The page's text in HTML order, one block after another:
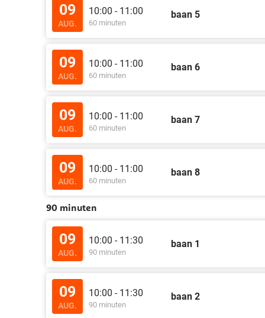
09
AUG.
10:00 - 11:00
60 minuten
baan 5
09
AUG.
10:00 - 11:00
60 minuten
baan 6
09
AUG.
10:00 - 11:00
60 minuten
baan 7
09
AUG.
10:00 - 11:00
60 minuten
baan 8
90 minuten
09
AUG.
10:00 - 11:30
90 minuten
baan 1
09
AUG.
10:00 - 11:30
90 minuten
baan 2